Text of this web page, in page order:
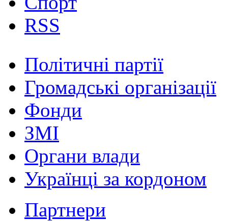
RSS
Політичні партії
Громадські організації
Фонди
ЗМІ
Органи влади
Українці за кордоном
Партнери